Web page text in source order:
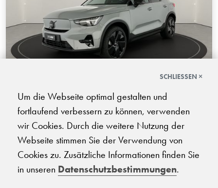
Volvo EX40 Twin Black Edition AWD
08.2026 | 100 km | 442 PS | Elektro | Automatik-Getriebe
67'940.-
SCHLIESSEN ×
Um die Webseite optimal gestalten und
fortlaufend verbessern zu können, verwenden
wir Cookies. Durch die weitere Nutzung der
Webseite stimmen Sie der Verwendung von
Cookies zu. Zusätzliche Informationen finden Sie
in unseren Datenschutzbestimmungen.